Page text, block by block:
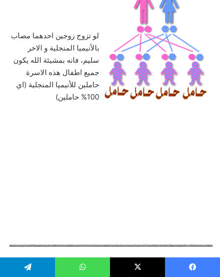
لو تزوج زوجين احدهما مصاب
بالأنيميا المنجلية و الاخر
سليم، فانه بمشيئة الله يكون
جميع اطفال هذه الاسرة
حاملين للأنيميا المنجلية (اي
100% حاملين)